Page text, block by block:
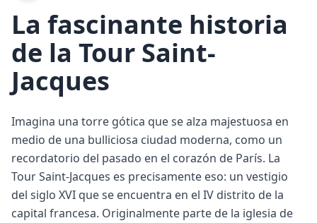
La fascinante historia
de la Tour Saint-
Jacques
Imagina una torre gótica que se alza majestuosa en
medio de una bulliciosa ciudad moderna, como un
recordatorio del pasado en el corazón de París. La
Tour Saint-Jacques es precisamente eso: un vestigio
del siglo XVI que se encuentra en el IV distrito de la
capital francesa. Originalmente parte de la iglesia de